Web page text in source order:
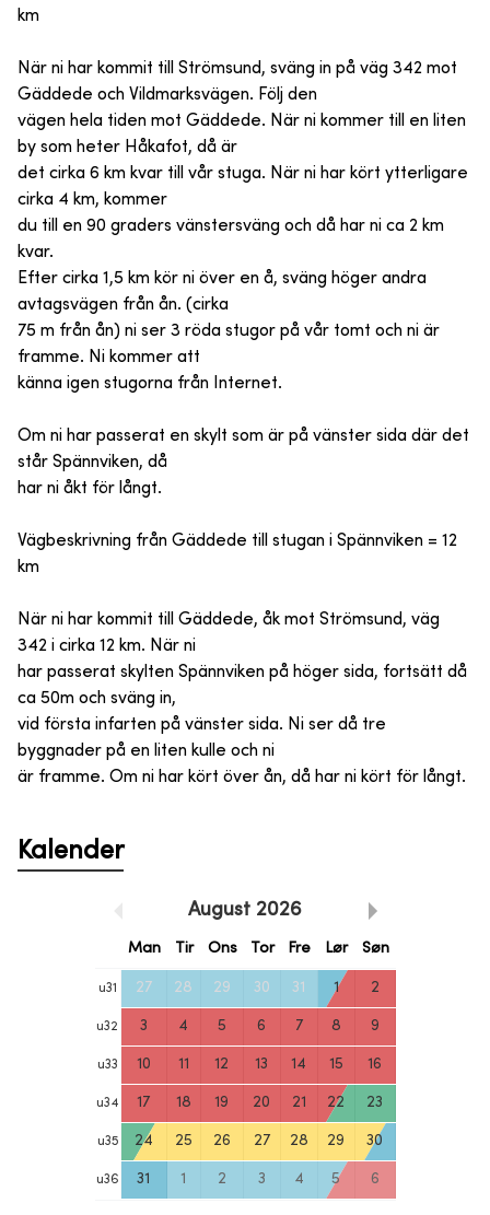
km
När ni har kommit till Strömsund, sväng in på väg 342 mot
Gäddede och Vildmarksvägen. Följ den
vägen hela tiden mot Gäddede. När ni kommer till en liten
by som heter Håkafot, då är
det cirka 6 km kvar till vår stuga. När ni har kört ytterligare
cirka 4 km, kommer
du till en 90 graders vänstersväng och då har ni ca 2 km
kvar.
Efter cirka 1,5 km kör ni över en å, sväng höger andra
avtagsvägen från ån. (cirka
75 m från ån) ni ser 3 röda stugor på vår tomt och ni är
framme. Ni kommer att
känna igen stugorna från Internet.
Om ni har passerat en skylt som är på vänster sida där det
står Spännviken, då
har ni åkt för långt.
Vägbeskrivning från Gäddede till stugan i Spännviken = 12
km
När ni har kommit till Gäddede, åk mot Strömsund, väg
342 i cirka 12 km. När ni
har passerat skylten Spännviken på höger sida, fortsätt då
ca 50m och sväng in,
vid första infarten på vänster sida. Ni ser då tre
byggnader på en liten kulle och ni
är framme. Om ni har kört över ån, då har ni kört för långt.
Kalender
August 2026
Man Tir Ons Tor Fre Lør Søn
u31 27 28 29 30 31 1 2
u32 3 4 5 6 7 8 9
u33 10 11 12 13 14 15 16
u34 17 18 19 20 21 22 23
u35 24 25 26 27 28 29 30
u36 31 1 2 3 4 5 6